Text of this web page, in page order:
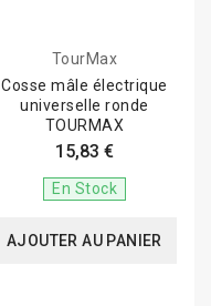
TourMax
Cosse mâle électrique
universelle ronde
TOURMAX
15,83 €
En Stock
AJOUTER AU PANIER